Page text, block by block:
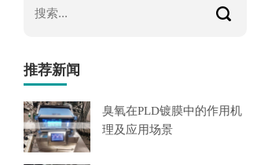
推荐新闻
臭氧在PLD镀膜中的作用机
理及应用场景